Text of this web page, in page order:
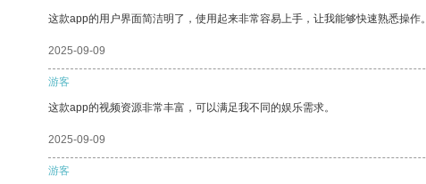
这款app的用户界面简洁明了，使用起来非常容易上手，让我能够快速熟悉操作。
2025-09-09
游客
这款app的视频资源非常丰富，可以满足我不同的娱乐需求。
2025-09-09
游客